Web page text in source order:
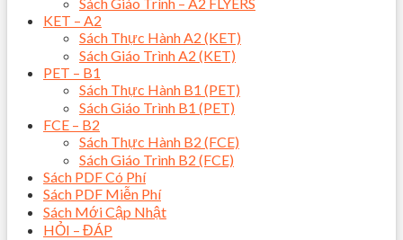
KET – A2
Sách Thực Hành A2 (KET)
Sách Giáo Trình A2 (KET)
PET – B1
Sách Thực Hành B1 (PET)
Sách Giáo Trình B1 (PET)
FCE – B2
Sách Thực Hành B2 (FCE)
Sách Giáo Trình B2 (FCE)
Sách PDF Có Phí
Sách PDF Miễn Phí
Sách Mới Cập Nhật
HỎI – ĐÁP